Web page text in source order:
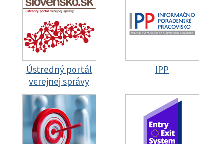
Ústredný portál
verejnej správy
IPP